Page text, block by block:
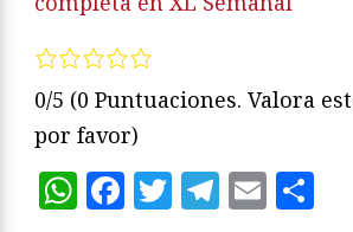
0/5 (0 Puntuaciones. Valora
por favor)
WhatsApp
Facebook
TwitterEmail